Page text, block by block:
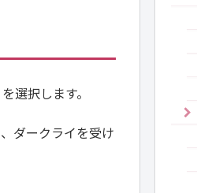
選択します。
ダークライを受け